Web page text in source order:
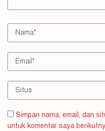
Simpan nama, email, dan
untuk komentar saya